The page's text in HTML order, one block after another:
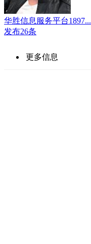
华胜信息服务平台1897...
发布26条
更多信息